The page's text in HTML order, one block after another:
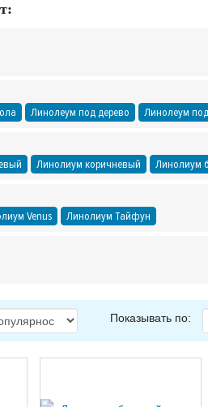
Линолеум под дерево Линолеум
Линолиум коричневый Линолиум
Venus Линолиум Тайфун
Показывать по: